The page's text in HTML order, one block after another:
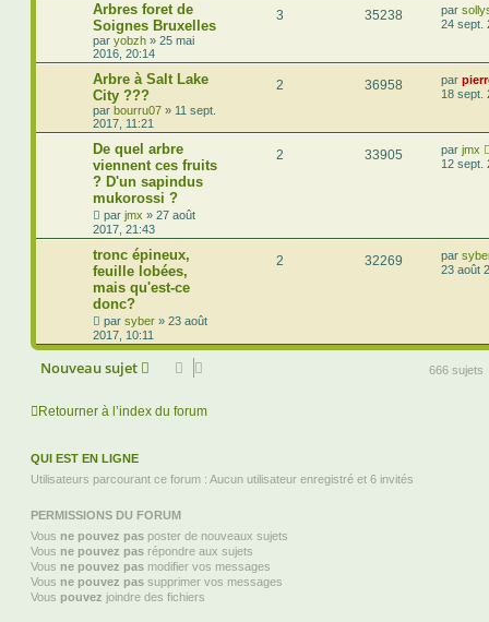
Arbres foret de
Soignes Bruxelles
par yobzh » 25 mai
2016, 20:14
3 35238 par
24 sept.
Arbre à Salt Lake
City ???
par bourru07 » 11 sept.
2017, 11:21
2 36958 par
18 sept.
De quel arbre
viennent ces fruits
? D'un sapindus
mukorossi ?
par jmx » 27 août
2017, 21:43
2 33905 par jmx
12 sept.
tronc épineux,
feuille lobées,
mais qu'est-ce
donc?
par syber » 23 août
2017, 10:11
2 32269 par
23 août
Nouveau sujet 666 sujets
Retourner à l’index du forum
QUI EST EN LIGNE
Utilisateurs parcourant ce forum : Aucun utilisateur enregistré et 6 invités
PERMISSIONS DU FORUM
Vous ne pouvez pas poster de nouveaux sujets
Vous ne pouvez pas répondre aux sujets
Vous ne pouvez pas modifier vos messages
Vous ne pouvez pas supprimer vos messages
Vous pouvez joindre des fichiers